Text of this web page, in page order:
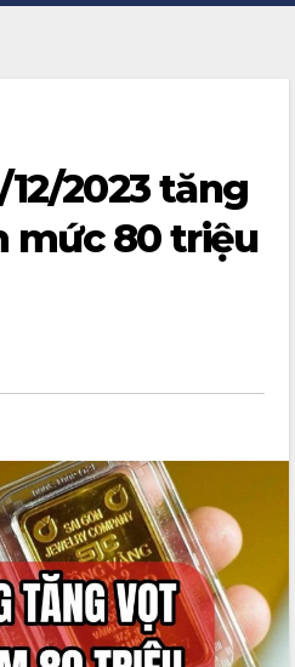
2023 tăng
mức 80 triệu